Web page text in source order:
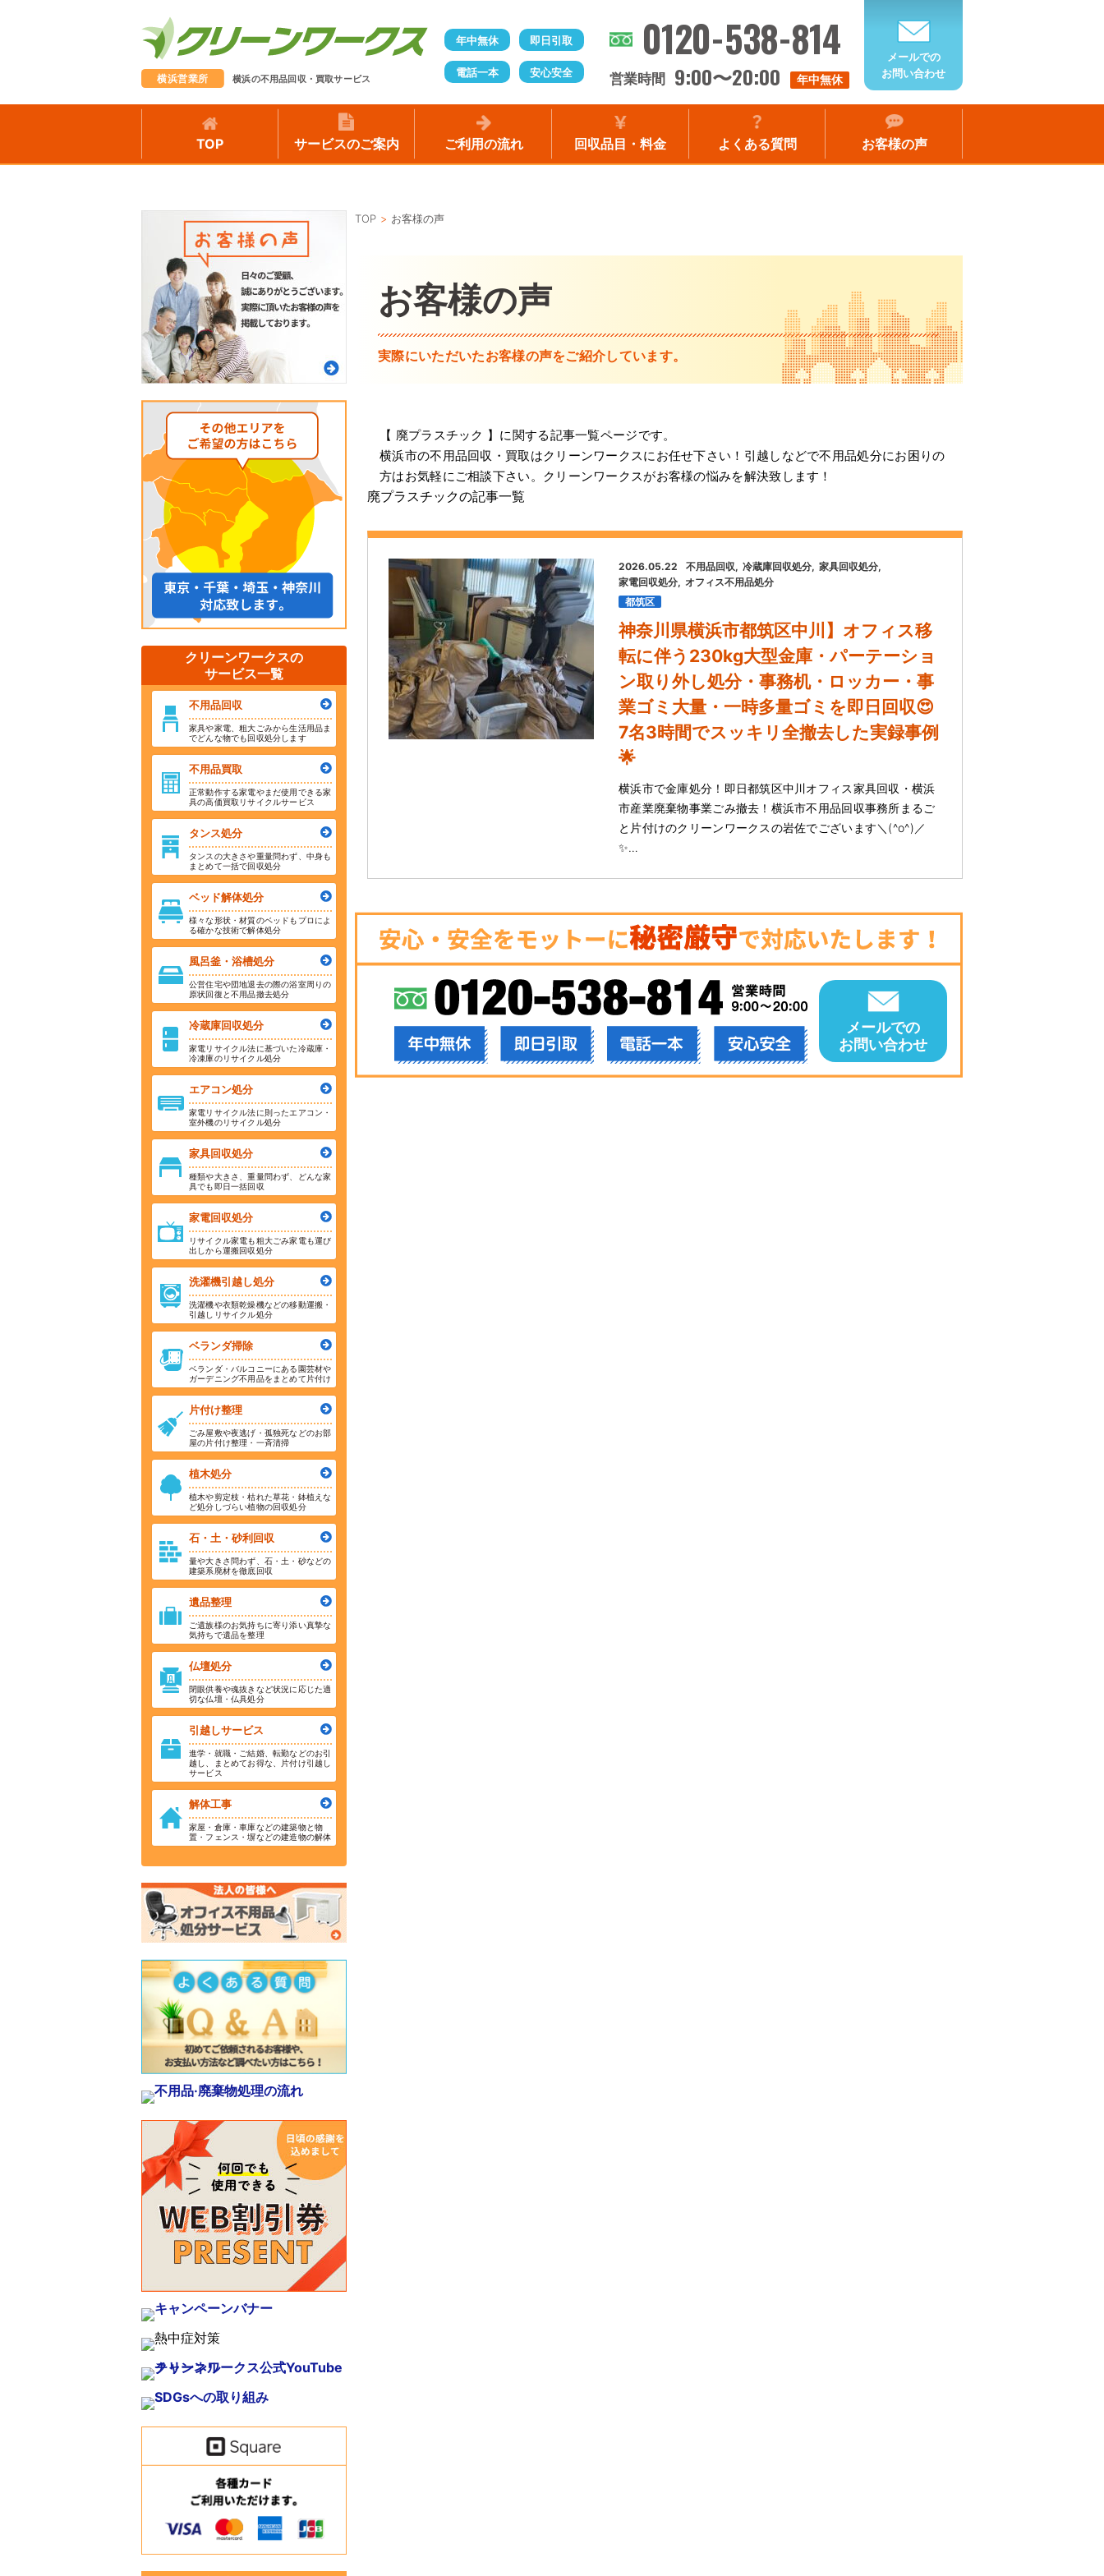
横浜営業所 横浜の不用品回収・買取サービス
年中無休 即日引取
電話一本 安心安全
0120-538-814
営業時間 9:00〜20:00 年中無休
メールでの
お問い合わせ
TOP サービスのご案内 ご利用の流れ 回収品目・料金 よくある質問 お客様の声
TOP お客様の声
お客様の声
実際にいただいたお客様の声をご紹介しています。
【 廃プラスチック 】に関する記事一覧ページです。
横浜市の不用品回収・買取はクリーンワークスにお任せ下さい！引越しなどで不用品処分にお困りの
方はお気軽にご相談下さい。クリーンワークスがお客様の悩みを解決致します！
廃プラスチックの記事一覧
2026.05.22 不用品回収 冷蔵庫回収処分 家具回収処分
家電回収処分
オフィス不用品処分
都筑区
神奈川県横浜市都筑区中川】オフィス移
転に伴う230kg大型金庫・パーテーショ
ン取り外し処分・事務机・ロッカー・事
業ゴミ大量・一時多量ゴミを即日回収😍
7名3時間でスッキリ全撤去した実録事例
🌟
横浜市で金庫処分！即日都筑区中川オフィス家具回収・横浜
市産業廃棄物事業ごみ撤去！横浜市不用品回収事務所まるご
と片付けのクリーンワークスの岩佐でございます＼(^o^)／
✨…
メールでの
お問い合わせ
クリーンワークスの
サービス一覧
不用品回収
家具や家電、粗大ごみから生活用品ま
でどんな物でも回収処分します
不用品買取
正常動作する家電やまだ使用できる家
具の高価買取リサイクルサービス
タンス処分
タンスの大きさや重量問わず、中身も
まとめて一括で回収処分
ベッド解体処分
様々な形状・材質のベッドもプロによ
る確かな技術で解体処分
風呂釜・浴槽処分
公営住宅や団地退去の際の浴室周りの
原状回復と不用品撤去処分
冷蔵庫回収処分
家電リサイクル法に基づいた冷蔵庫・
冷凍庫のリサイクル処分
エアコン処分
家電リサイクル法に則ったエアコン・
室外機のリサイクル処分
家具回収処分
種類や大きさ、重量問わず、どんな家
具でも即日一括回収
家電回収処分
リサイクル家電も粗大ごみ家電も運び
出しから運搬回収処分
洗濯機引越し処分
洗濯機や衣類乾燥機などの移動運搬・
引越しリサイクル処分
ベランダ掃除
ベランダ・バルコニーにある園芸材や
ガーデニング不用品をまとめて片付け
片付け整理
ごみ屋敷や夜逃げ・孤独死などのお部
屋の片付け整理・一斉清掃
植木処分
植木や剪定枝・枯れた草花・鉢植えな
ど処分しづらい植物の回収処分
石・土・砂利回収
量や大きさ問わず、石・土・砂などの
建築系廃材を徹底回収
遺品整理
ご遺族様のお気持ちに寄り添い真摯な
気持ちで遺品を整理
仏壇処分
閉眼供養や魂抜きなど状況に応じた適
切な仏壇・仏具処分
引越しサービス
進学・就職・ご結婚、転勤などのお引
越し、まとめてお得な、片付け引越し
サービス
解体工事
家屋・倉庫・車庫などの建築物と物
置・フェンス・塀などの建造物の解体